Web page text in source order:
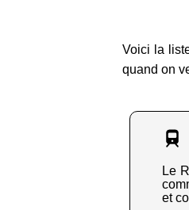
Voici la
quand on
Le
et